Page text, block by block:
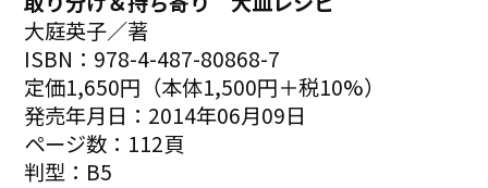
大庭英子／著
ISBN：978-4-487-80868-7
定価1,650円（本体1,500円＋税10%）
発売年月日：2014年06月09日
ページ数：112頁
判型：B5